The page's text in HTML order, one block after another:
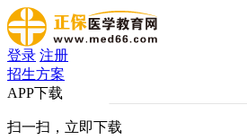
登录 注册
招生方案
APP下载
扫一扫，立即下载